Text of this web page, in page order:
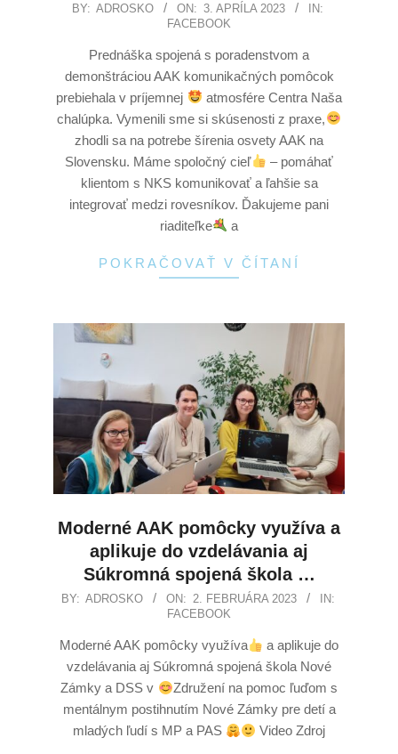
BY: ADROSKO ON: 3. APRÍLA 2023
IN:
FACEBOOK
Prednáška spojená s poradenstvom a
demonštráciou AAK komunikačných pomôcok
prebiehala v príjemnej
atmosfére Centra Naša
chalúpka. Vymenili sme si skúsenosti z praxe,
zhodli sa na potrebe šírenia osvety AAK na
Slovensku. Máme spoločný cieľ
– pomáhať
klientom s NKS komunikovať a ľahšie sa
integrovať medzi rovesníkov. Ďakujeme pani
riaditeľke
a
POKRAČOVAŤ V ČÍTANÍ
Moderné AAK pomôcky využíva a
aplikuje do vzdelávania aj
Súkromná spojená škola …
BY: ADROSKO ON: 2. FEBRUÁRA 2023
IN:
FACEBOOK
Moderné AAK pomôcky využíva
a aplikuje do
vzdelávania aj Súkromná spojená škola Nové
Zámky a DSS v
Združení na pomoc ľuďom s
mentálnym postihnutím Nové Zámky pre detí a
mladých ľudí s MP a PAS
Video Zdroj